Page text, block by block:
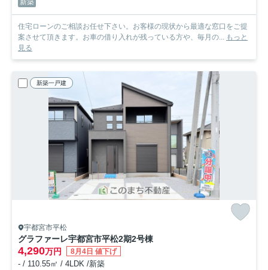
新築
住宅ローンのご相談お任せ下さい。お客様の現状から最適な窓口をご提
案させて頂きます。お車の借り入れが残っている方や、毎月の... もっと
見る
新築一戸建
宇都宮市平松
グラファーレ宇都宮市平松2期2号棟
4,290万円 8月4日 値下げ
- / 110.55㎡ / 4LDK /新築